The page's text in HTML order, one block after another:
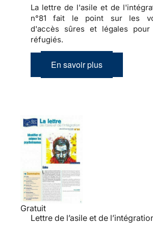
La lettre de l'asile et de
n°81 fait le point sur les
d'accès sûres et légales
réfugiés.
En savoir plus
Gratuit
Lettre de l’asile et de